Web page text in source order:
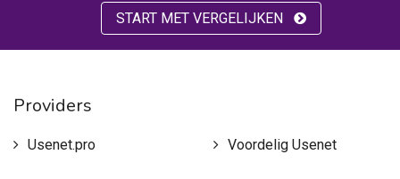
START MET VERGELIJKEN
Providers
Usenet.pro Voordelig Usenet